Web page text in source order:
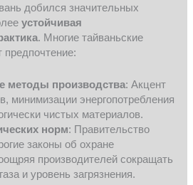
добился значительных
устойчивая
. Многие тайваньские
предпочтение:
методы производства: Акцент
минимизации энергопотребления
чистых материалов.
норм: Правительство
законы об охране
производителей сокращать
и уровень загрязнения.